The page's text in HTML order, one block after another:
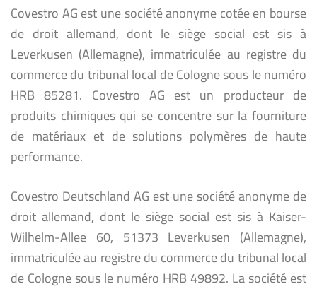
Covestro AG est une société anonyme cotée en bourse
de droit allemand, dont le siège social est sis à
Leverkusen (Allemagne), immatriculée au registre du
commerce du tribunal local de Cologne sous le numéro
HRB 85281. Covestro AG est un producteur de
produits chimiques qui se concentre sur la fourniture
de matériaux et de solutions polymères de haute
performance.
Covestro Deutschland AG est une société anonyme de
droit allemand, dont le siège social est sis à Kaiser-
Wilhelm-Allee 60, 51373 Leverkusen (Allemagne),
immatriculée au registre du commerce du tribunal local
de Cologne sous le numéro HRB 49892. La société est